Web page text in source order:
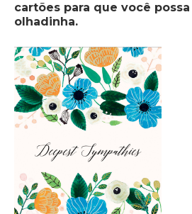
cartões para que você
olhadinha.